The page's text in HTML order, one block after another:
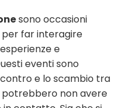
sono occasioni
far interagire
e
eventi sono
e lo scambio tra
potrebbero non avere